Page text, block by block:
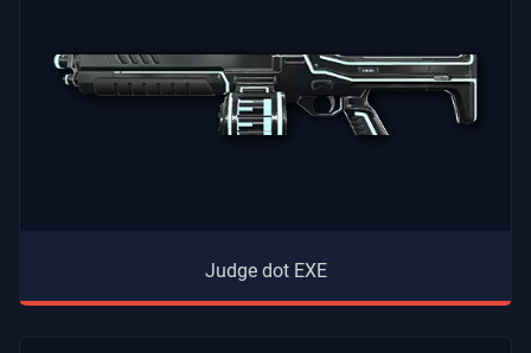
Judge dot EXE